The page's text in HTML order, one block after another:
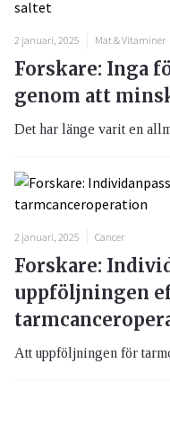
2 januari, 2025 Mat & Vitaminer
Forskare: Inga
genom att
Det har länge varit en
2 januari, 2025 Cancer
Forskare:
uppföljningen
Att uppföljningen för